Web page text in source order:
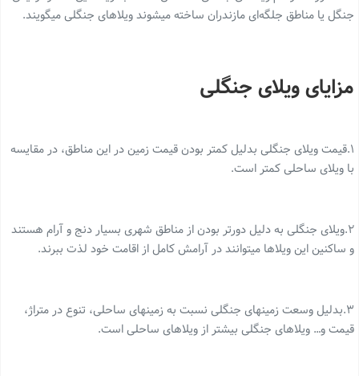
جنگل یا مناطق جلگه‌ای مازندران ساخته میشوند ویلاهای جنگلی میگویند.
مزایای ویلای جنگلی
۱.قیمت ویلای جنگلی بدلیل کمتر بودن قیمت زمین در این مناطق، در مقایسه
با ویلای ساحلی کمتر است.
۲.ویلای جنگلی به دلیل دورتر بودن از مناطق شهری بسیار دنج و آرام هستند
و ساکنین این ویلاها میتوانند در آرامش کامل از اقامت خود لذت ببرند.
۳.بدلیل وسعت زمینهای جنگلی نسبت به زمینهای ساحلی، تنوع در متراژ،
قیمت و… ویلاهای جنگلی بیشتر از ویلاهای ساحلی است.